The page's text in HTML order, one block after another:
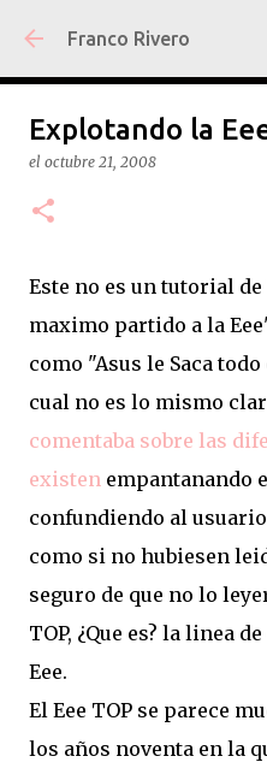
Ir al
Franco Rivero
Explotando la
el octubre 21, 2008
Este no es un tutorial
maximo partido a la
como "Asus le Saca
cual no es lo mismo
comentaba sobre las
existen empantanando
confundiendo al
como si no hubiesen
seguro de que no lo
TOP, ¿Que es? la linea
Eee.
El Eee TOP se parece
los años noventa en la